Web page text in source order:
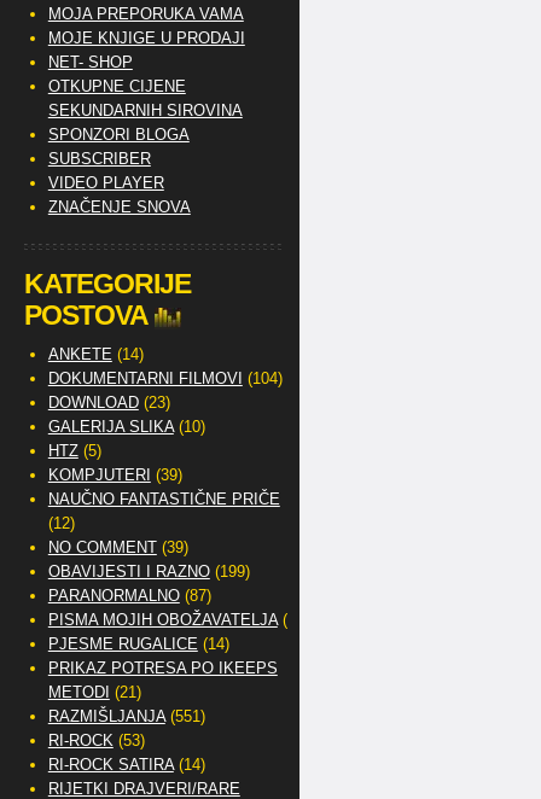
MOJA PREPORUKA VAMA
MOJE KNJIGE U PRODAJI
NET- SHOP
OTKUPNE CIJENE
SEKUNDARNIH SIROVINA
SPONZORI BLOGA
SUBSCRIBER
VIDEO PLAYER
ZNAČENJE SNOVA
KATEGORIJE
POSTOVA
ANKETE (14)
DOKUMENTARNI FILMOVI (104)
DOWNLOAD(23)
GALERIJA SLIKA(10)
HTZ(5)
KOMPJUTERI (39)
NAUČNO FANTASTIČNE PRIČE
(12)
NO COMMENT(39)
OBAVIJESTI I RAZNO(199)
PARANORMALNO(87)
PISMA MOJIH OBOŽAVATELJA(2)
PJESME RUGALICE (14)
PRIKAZ POTRESA PO IKEEPS
METODI (21)
RAZMIŠLJANJA(551)
RI-ROCK(53)
RI-ROCK SATIRA(14)
RIJETKI DRAJVERI/RARE